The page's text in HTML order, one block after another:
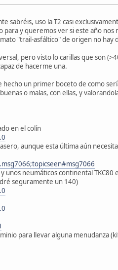
sabréis, uso la T2 casi
para y queremos ver si este año
"trail-asfáltico" de origen no hay
pero visto lo carillas que son
de hacerme una.
un primer boceto de como
o malas, con ellas, y
en el colín
aunque esta última aún
unos neumáticos continental
seguramente un 140)
para llevar alguna menudanza